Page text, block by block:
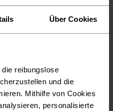
Über Cookies
reibungslose
und die
Mithilfe von Cookies
personalisierte
Eigenschaften.
entsteht das ideale
mehrlagigen
bei unseren